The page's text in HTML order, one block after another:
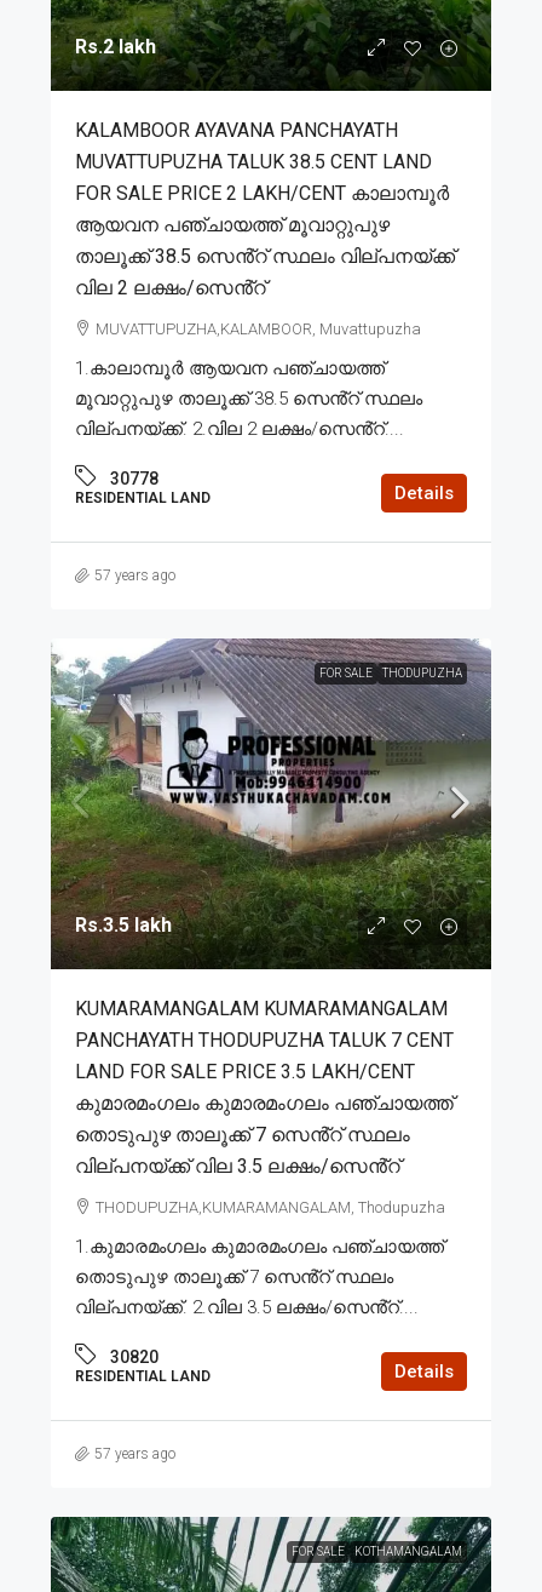
Rs.2 lakh
KALAMBOOR AYAVANA PANCHAYATH
MUVATTUPUZHA TALUK 38.5 CENT LAND
FOR SALE PRICE 2 LAKH/CENT കാലാമ്പൂർ
ആയവന പഞ്ചായത്ത് മൂവാറ്റുപുഴ
താലൂക്ക് 38.5 സെൻ്റ് സ്ഥലം വില്പനയ്ക്ക്
വില 2 ലക്ഷം/സെൻ്റ്
MUVATTUPUZHA,KALAMBOOR, Muvattupuzha
1.കാലാമ്പൂർ ആയവന പഞ്ചായത്ത്
മൂവാറ്റുപുഴ താലൂക്ക് 38.5 സെൻ്റ് സ്ഥലം
വില്പനയ്ക്ക്. 2.വില 2 ലക്ഷം/സെൻ്റ്....
30778
RESIDENTIAL LAND Details
57 years ago
FOR SALE THODUPUZHA
Rs.3.5 lakh
KUMARAMANGALAM KUMARAMANGALAM
PANCHAYATH THODUPUZHA TALUK 7 CENT
LAND FOR SALE PRICE 3.5 LAKH/CENT
കുമാരമംഗലം കുമാരമംഗലം പഞ്ചായത്ത്
തൊടുപുഴ താലൂക്ക് 7 സെൻ്റ് സ്ഥലം
വില്പനയ്ക്ക് വില 3.5 ലക്ഷം/സെൻ്റ്
THODUPUZHA,KUMARAMANGALAM, Thodupuzha
1.കുമാരമംഗലം കുമാരമംഗലം പഞ്ചായത്ത്
തൊടുപുഴ താലൂക്ക് 7 സെൻ്റ് സ്ഥലം
വില്പനയ്ക്ക്. 2.വില 3.5 ലക്ഷം/സെൻ്റ്....
30820
RESIDENTIAL LAND Details
57 years ago
FOR SALE KOTHAMANGALAM